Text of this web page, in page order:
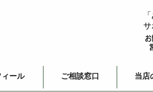
サ
ール ご相談窓口 当店